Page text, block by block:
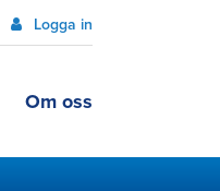
Logga in
Om oss